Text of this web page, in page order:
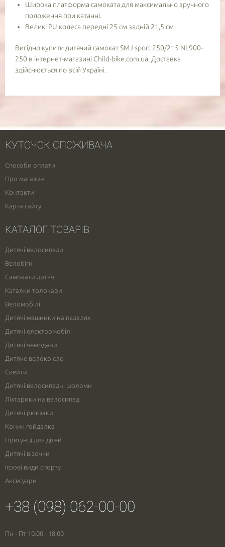
Широка платформа самоката для максимально зручного
положення при катанні.
Великі PU колеса передні 25 см задній 21,5 см
Вигідно купити дитячий самокат SMJ sport 250/215 NL900-
250 в інтернет-магазині Child-bike.com.ua. Доставка
здійснюється по всій Україні.
КУТОЧОК СПОЖИВАЧА
Способи оплати
Про магазин
Контакти
Карта сайту
КАТАЛОГ ТОВАРІВ
Дитячі велосипеди
Велобіги
Самокати дитячі
Каталки толокари
Веломобілі
Дитячі машинки на педалях
Дитячі електромобілі
Дитячі чемодани
Дитяче велокрісло
Скейти
Дитячі велосипедні шоломи
Ліхтарики на велосипед
Дитячі рюкзаки
Коник гойдалка
Пригунці для дітей
Дитячі візочки
Ігрові види спорту
Аксесуари
+38 (098) 062-00-00
Пн - Пт 10:00 - 18:00